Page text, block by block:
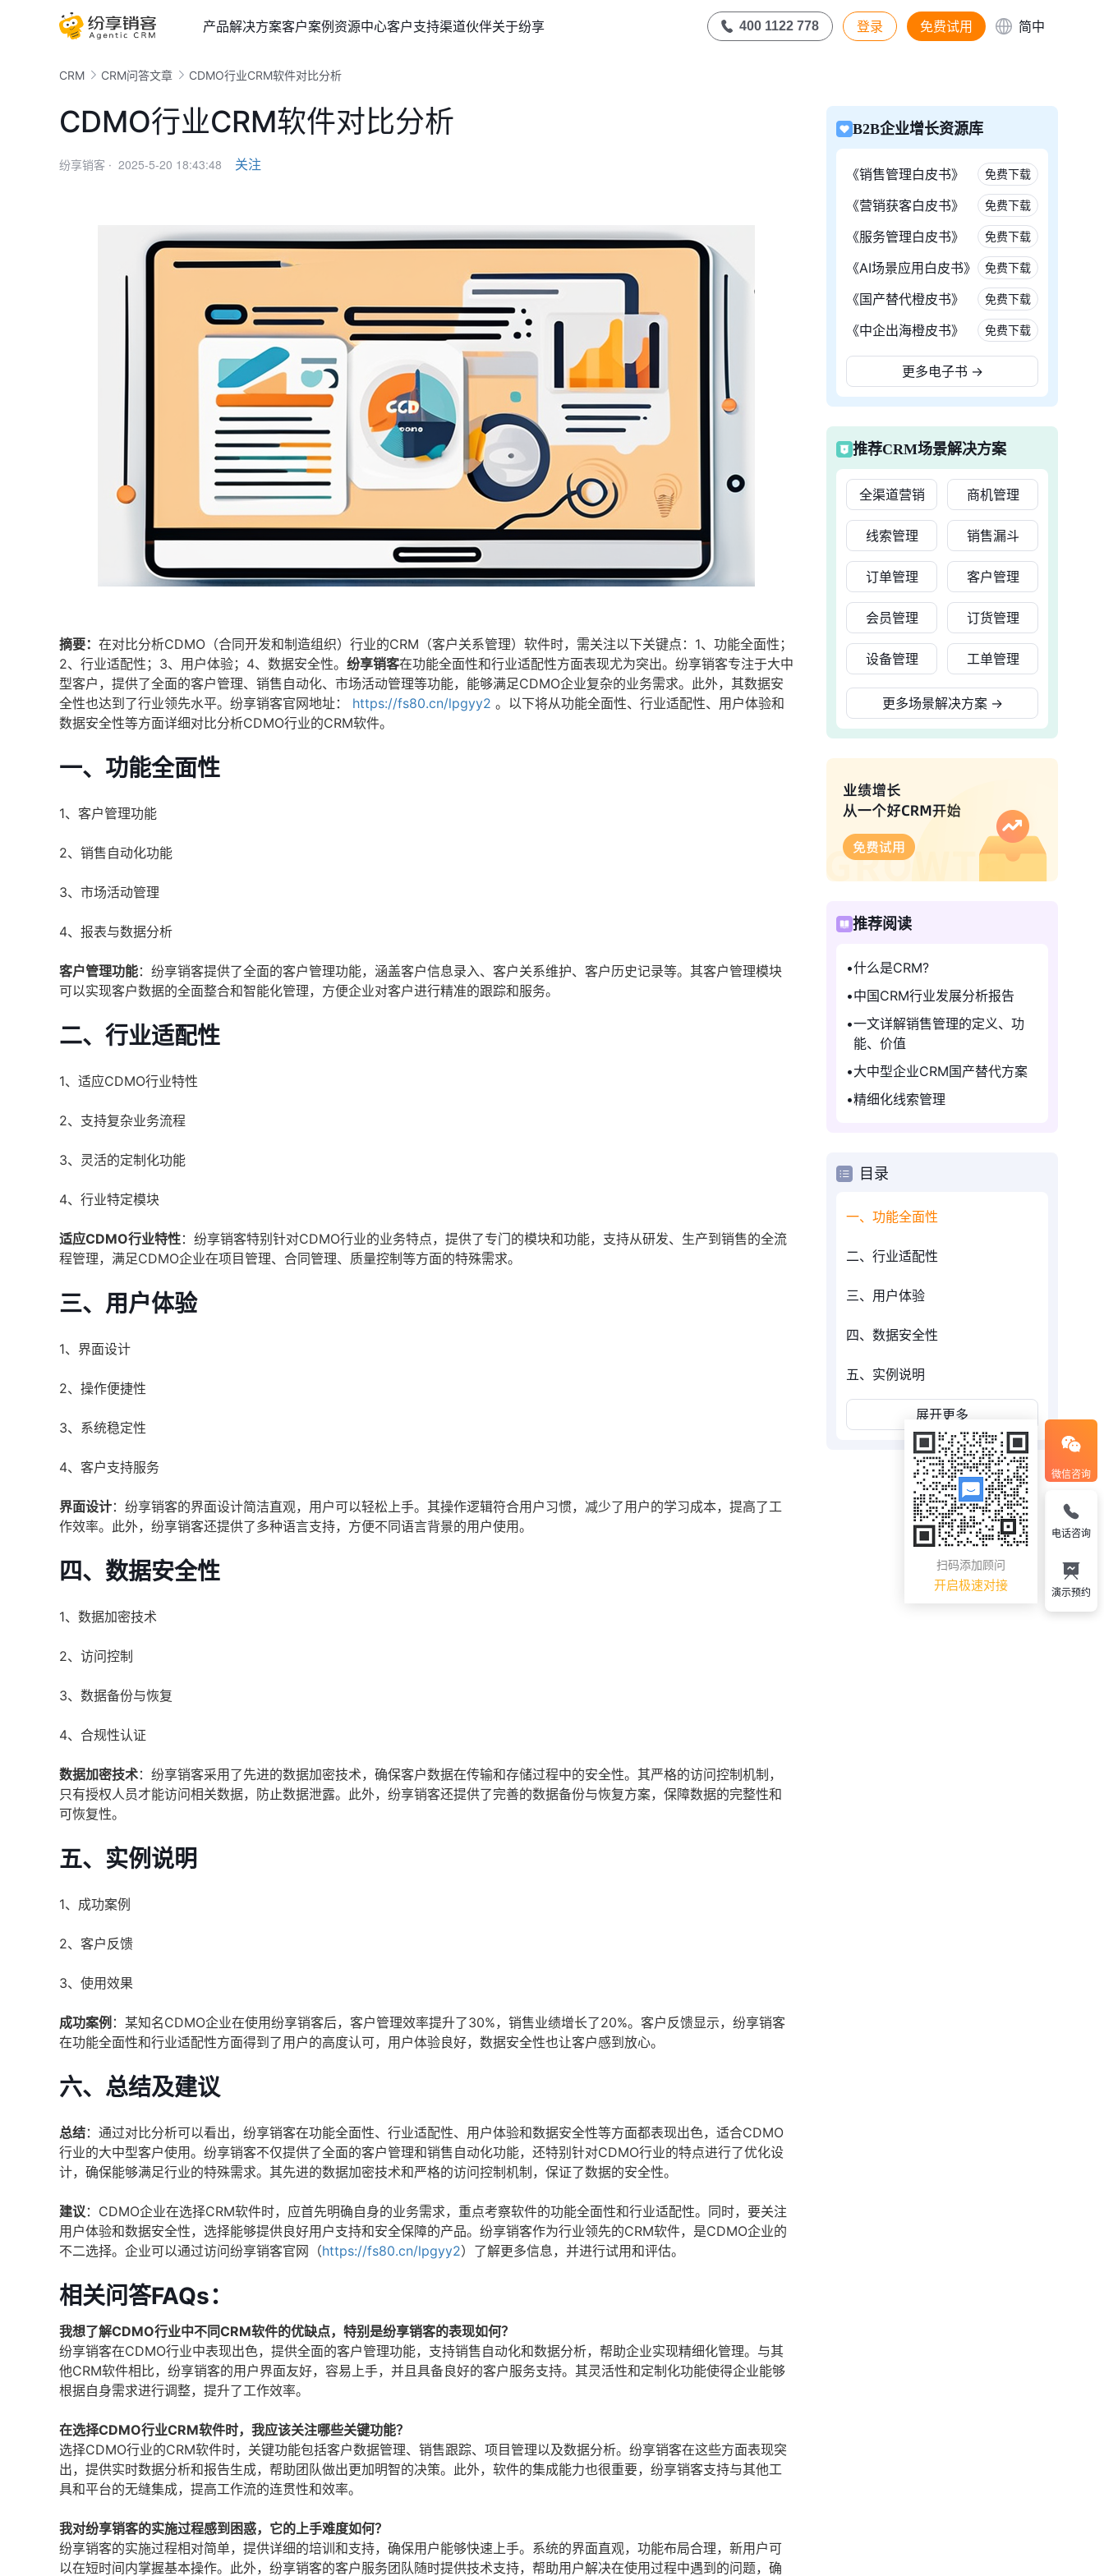
产品解决方案客户案例资源中心客户支持渠道伙伴关于纷享 400 1122 778 登录 免费试用 简中
CRM CRM问答文章 CDMO行业CRM软件对比分析
CDMO行业CRM软件对比分析
纷享销客 · 2025-5-20 18:43:48 关注
摘要： 在对比分析CDMO（合同开发和制造组织）行业的CRM（客户关系管理）软件时，需关注以下关键点：1、功能全面性；
2、行业适配性；3、用户体验；4、数据安全性。 纷享销客在功能全面性和行业适配性方面表现尤为突出。纷享销客专注于大中
型客户，提供了全面的客户管理、销售自动化、市场活动管理等功能，能够满足CDMO企业复杂的业务需求。此外，其数据安
全性也达到了行业领先水平。纷享销客官网地址：
https://fs80.cn/lpgyy2 。以下将从功能全面性、行业适配性、用户体验和
数据安全性等方面详细对比分析CDMO行业的CRM软件。
一、功能全面性
1、客户管理功能
2、销售自动化功能
3、市场活动管理
4、报表与数据分析
客户管理功能：纷享销客提供了全面的客户管理功能，涵盖客户信息录入、客户关系维护、客户历史记录等。其客户管理模块
可以实现客户数据的全面整合和智能化管理，方便企业对客户进行精准的跟踪和服务。
二、行业适配性
1、适应CDMO行业特性
2、支持复杂业务流程
3、灵活的定制化功能
4、行业特定模块
适应CDMO行业特性：纷享销客特别针对CDMO行业的业务特点，提供了专门的模块和功能，支持从研发、生产到销售的全流
程管理，满足CDMO企业在项目管理、合同管理、质量控制等方面的特殊需求。
三、用户体验
1、界面设计
2、操作便捷性
3、系统稳定性
4、客户支持服务
界面设计：纷享销客的界面设计简洁直观，用户可以轻松上手。其操作逻辑符合用户习惯，减少了用户的学习成本，提高了工
作效率。此外，纷享销客还提供了多种语言支持，方便不同语言背景的用户使用。
四、数据安全性
1、数据加密技术
2、访问控制
3、数据备份与恢复
4、合规性认证
数据加密技术：纷享销客采用了先进的数据加密技术，确保客户数据在传输和存储过程中的安全性。其严格的访问控制机制，
只有授权人员才能访问相关数据，防止数据泄露。此外，纷享销客还提供了完善的数据备份与恢复方案，保障数据的完整性和
可恢复性。
五、实例说明
1、成功案例
2、客户反馈
3、使用效果
成功案例 ：某知名CDMO企业在使用纷享销客后，客户管理效率提升了30%，销售业绩增长了20%。客户反馈显示，纷享销客
在功能全面性和行业适配性方面得到了用户的高度认可，用户体验良好，数据安全性也让客户感到放心。
六、总结及建议
总结：通过对比分析可以看出，纷享销客在功能全面性、行业适配性、用户体验和数据安全性等方面都表现出色，适合CDMO
行业的大中型客户使用。纷享销客不仅提供了全面的客户管理和销售自动化功能，还特别针对CDMO行业的特点进行了优化设
计，确保能够满足行业的特殊需求。其先进的数据加密技术和严格的访问控制机制，保证了数据的安全性。
建议：CDMO企业在选择CRM软件时，应首先明确自身的业务需求，重点考察软件的功能全面性和行业适配性。同时，要关注
用户体验和数据安全性，选择能够提供良好用户支持和安全保障的产品。纷享销客作为行业领先的CRM软件，是CDMO企业的
不二选择。企业可以通过访问纷享销客官网（https://fs80.cn/lpgyy2）了解更多信息，并进行试用和评估。
相关问答FAQs：
我想了解CDMO行业中不同CRM软件的优缺点，特别是纷享销客的表现如何？
纷享销客在CDMO行业中表现出色，提供全面的客户管理功能，支持销售自动化和数据分析，帮助企业实现精细化管理。与其
他CRM软件相比，纷享销客的用户界面友好，容易上手，并且具备良好的客户服务支持。其灵活性和定制化功能使得企业能够
根据自身需求进行调整，提升了工作效率。
在选择CDMO行业CRM软件时，我应该关注哪些关键功能？
选择CDMO行业的CRM软件时，关键功能包括客户数据管理、销售跟踪、项目管理以及数据分析。纷享销客在这些方面表现突
出，提供实时数据分析和报告生成，帮助团队做出更加明智的决策。此外，软件的集成能力也很重要，纷享销客支持与其他工
具和平台的无缝集成，提高工作流的连贯性和效率。
我对纷享销客的实施过程感到困惑，它的上手难度如何？
纷享销客的实施过程相对简单，提供详细的培训和支持，确保用户能够快速上手。系统的界面直观，功能布局合理，新用户可
以在短时间内掌握基本操作。此外，纷享销客的客户服务团队随时提供技术支持，帮助用户解决在使用过程中遇到的问题，确
B2B企业增长资源库
《销售管理白皮书》 免费下载
《营销获客白皮书》 免费下载
《服务管理白皮书》 免费下载
《AI场景应用白皮书》 免费下载
《国产替代橙皮书》 免费下载
《中企出海橙皮书》 免费下载
更多电子书 →
推荐CRM场景解决方案
全渠道营销 商机管理
线索管理 销售漏斗
订单管理 客户管理
会员管理 订货管理
设备管理 工单管理
更多场景解决方案 →
推荐阅读
什么是CRM?
中国CRM行业发展分析报告
一文详解销售管理的定义、功
能、价值
大中型企业CRM国产替代方案
精细化线索管理
目录
一、功能全面性
二、行业适配性
三、用户体验
四、数据安全性
五、实例说明
展开更多
微信咨询
扫码添加顾问
开启极速对接
电话咨询
演示预约